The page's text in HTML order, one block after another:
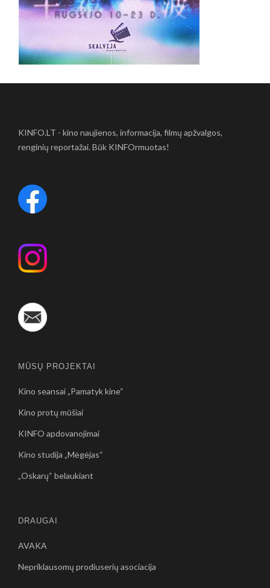
KINFO.LT - kino naujienos, informacija, filmų apžvalgos,
renginių reportažai. Būk KINFOrmuotas!
MŪSŲ PROJEKTAI
Kino seansai „Pamatyk kine“
Kino protų mūšiai
KINFO apdovanojimai
Kino studija „Mėgėjas“
„Oskarų“ belaukiant
DRAUGAI
AVAKA
Nepriklausomų prodiuserių asociacija